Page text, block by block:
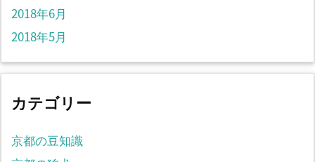
2018年6月
2018年5月
カテゴリー
京都の豆知識